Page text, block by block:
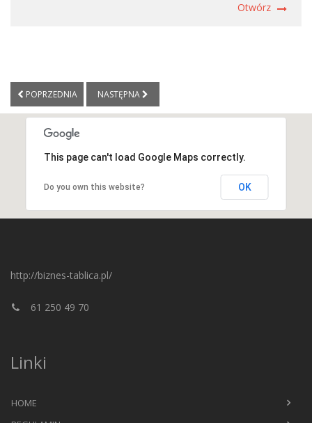
Otwórz
POPRZEDNIA NASTĘPNA
This page can't load Google Maps correctly.
Do you own this website? OK
http://biznes-tablica.pl/
61 250 49 70
Linki
HOME